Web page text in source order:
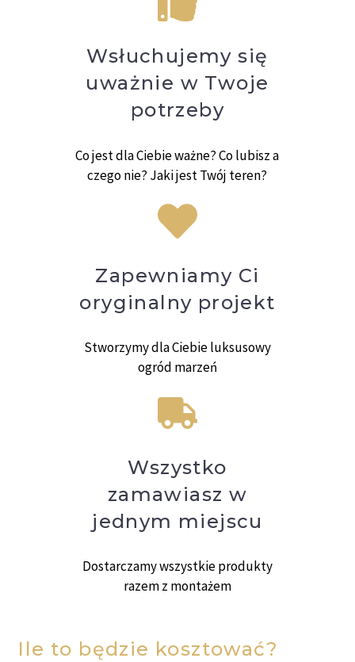
w ogrodzie: cztery pory roku…
Wsłuchujemy się
uważnie w Twoje
potrzeby
Co jest dla Ciebie ważne? Co lubisz a
czego nie? Jaki jest Twój teren?
Zapewniamy Ci
oryginalny projekt
Stworzymy dla Ciebie luksusowy
ogród marzeń
Wszystko
zamawiasz w
jednym miejscu
Dostarczamy wszystkie produkty
razem z montażem
Ile to będzie kosztować?